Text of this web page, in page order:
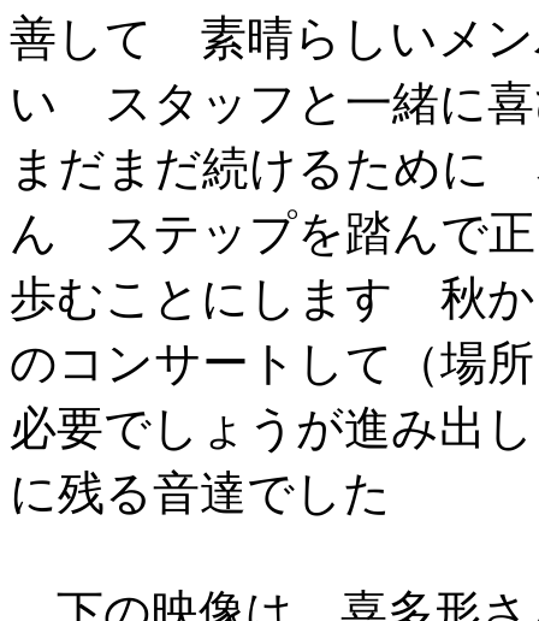
善して 素晴らしいメン
い スタッフと一緒に
まだまだ続けるために
ん ステップを踏んで
歩むことにします 秋か
のコンサートして（場
必要でしょうが進み出
に残る音達でした